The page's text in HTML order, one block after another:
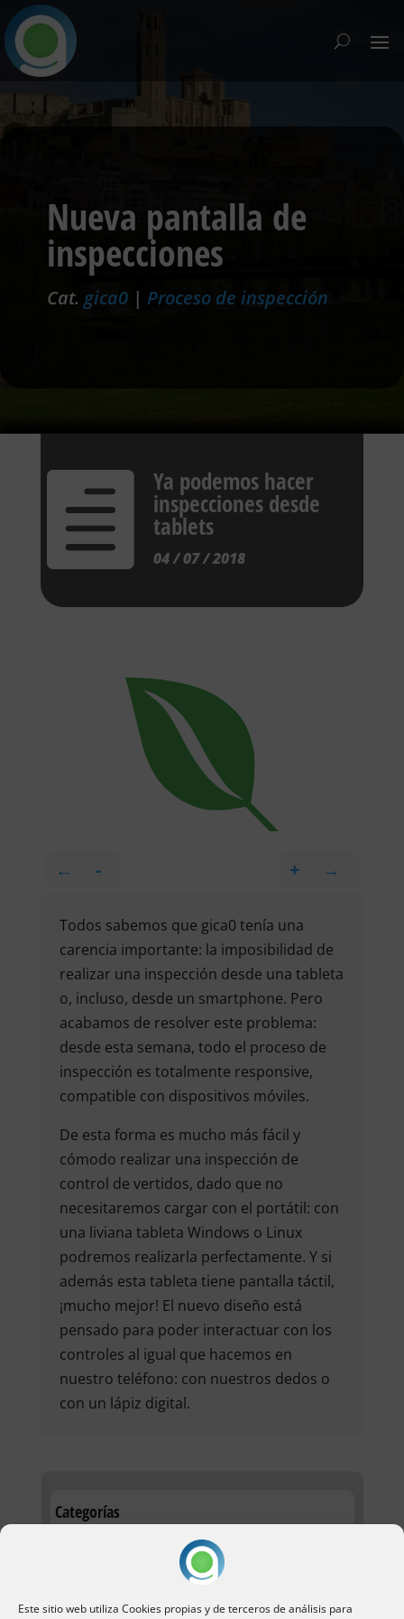
Este sitio web utiliza Cookies propias y de terceros de análisis para
Nueva pantalla de
inspecciones
Cat. gica0| Proceso de inspección
 Ya podemos hacer
inspecciones desde
tablets
04 / 07 / 2018
← - + →
Todos sabemos que gica0 tenía una
carencia importante: la imposibilidad de
realizar una inspección desde una tableta
o, incluso, desde un smartphone. Pero
acabamos de resolver este problema:
desde esta semana, todo el proceso de
inspección es totalmente responsive,
compatible con dispositivos móviles.
De esta forma es mucho más fácil y
cómodo realizar una inspección de
control de vertidos, dado que no
necesitaremos cargar con el portátil: con
una liviana tableta Windows o Linux
podremos realizarla perfectamente. Y si
además esta tableta tiene pantalla táctil,
¡mucho mejor! El nuevo diseño está
pensado para poder interactuar con los
controles al igual que hacemos en
nuestro teléfono: con nuestros dedos o
con un lápiz digital.
Categorías